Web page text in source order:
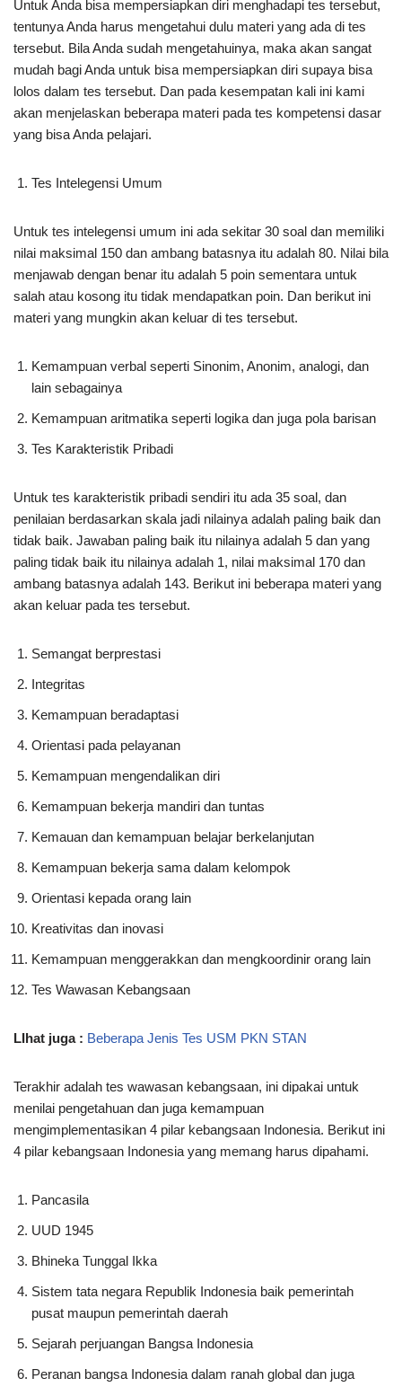
Untuk Anda bisa mempersiapkan diri menghadapi tes tersebut,
tentunya Anda harus mengetahui dulu materi yang ada di tes
tersebut. Bila Anda sudah mengetahuinya, maka akan sangat
mudah bagi Anda untuk bisa mempersiapkan diri supaya bisa
lolos dalam tes tersebut. Dan pada kesempatan kali ini kami
akan menjelaskan beberapa materi pada tes kompetensi dasar
yang bisa Anda pelajari.
Tes Intelegensi Umum
Untuk tes intelegensi umum ini ada sekitar 30 soal dan memiliki
nilai maksimal 150 dan ambang batasnya itu adalah 80. Nilai bila
menjawab dengan benar itu adalah 5 poin sementara untuk
salah atau kosong itu tidak mendapatkan poin. Dan berikut ini
materi yang mungkin akan keluar di tes tersebut.
Kemampuan verbal seperti Sinonim, Anonim, analogi, dan
lain sebagainya
Kemampuan aritmatika seperti logika dan juga pola barisan
Tes Karakteristik Pribadi
Untuk tes karakteristik pribadi sendiri itu ada 35 soal, dan
penilaian berdasarkan skala jadi nilainya adalah paling baik dan
tidak baik. Jawaban paling baik itu nilainya adalah 5 dan yang
paling tidak baik itu nilainya adalah 1, nilai maksimal 170 dan
ambang batasnya adalah 143. Berikut ini beberapa materi yang
akan keluar pada tes tersebut.
Semangat berprestasi
Integritas
Kemampuan beradaptasi
Orientasi pada pelayanan
Kemampuan mengendalikan diri
Kemampuan bekerja mandiri dan tuntas
Kemauan dan kemampuan belajar berkelanjutan
Kemampuan bekerja sama dalam kelompok
Orientasi kepada orang lain
Kreativitas dan inovasi
Kemampuan menggerakkan dan mengkoordinir orang lain
Tes Wawasan Kebangsaan
LIhat juga : Beberapa Jenis Tes USM PKN STAN
Terakhir adalah tes wawasan kebangsaan, ini dipakai untuk
menilai pengetahuan dan juga kemampuan
mengimplementasikan 4 pilar kebangsaan Indonesia. Berikut ini
4 pilar kebangsaan Indonesia yang memang harus dipahami.
Pancasila
UUD 1945
Bhineka Tunggal Ikka
Sistem tata negara Republik Indonesia baik pemerintah
pusat maupun pemerintah daerah
Sejarah perjuangan Bangsa Indonesia
Peranan bangsa Indonesia dalam ranah global dan juga